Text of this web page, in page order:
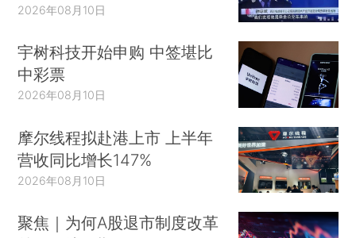
2026年08月10日
宇树科技开始申购 中签堪比
中彩票
2026年08月10日
摩尔线程拟赴港上市 上半年
营收同比增长147%
2026年08月10日
聚焦｜为何A股退市制度改革